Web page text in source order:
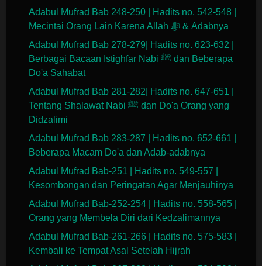
Adabul Mufrad Bab 248-250 | Hadits no. 542-548 |
Mecintai Orang Lain Karena Allah ﷻ & Adabnya
Adabul Mufrad Bab 278-279| Hadits no. 623-632 |
Berbagai Bacaan Istighfar Nabi ﷺ dan Beberapa
Do'a Sahabat
Adabul Mufrad Bab 281-282| Hadits no. 647-651 |
Tentang Shalawat Nabi ﷺ dan Do'a Orang yang
Didzalimi
Adabul Mufrad Bab 283-287 | Hadits no. 652-661 |
Beberapa Macam Do'a dan Adab-adabnya
Adabul Mufrad Bab-251 | Hadits no. 549-557 |
Kesombongan dan Peringatan Agar Menjauhinya
Adabul Mufrad Bab-252-254 | Hadits no. 558-565 |
Orang yang Membela Diri dari Kedzalimannya
Adabul Mufrad Bab-261-266 | Hadits no. 575-583 |
Kembali ke Tempat Asal Setelah Hijrah